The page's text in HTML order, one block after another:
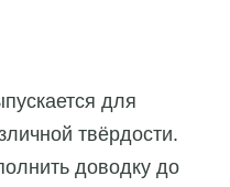
для
твёрдости.
доводку до